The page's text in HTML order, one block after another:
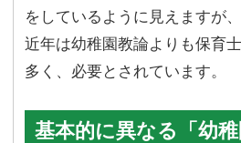
をしているように見えますが
近年は幼稚園教論よりも保育
多く、必要とされています。
基本的に異なる「幼